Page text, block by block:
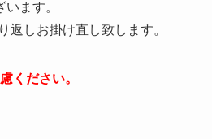
ます。
しお掛け直し致します。
ください。